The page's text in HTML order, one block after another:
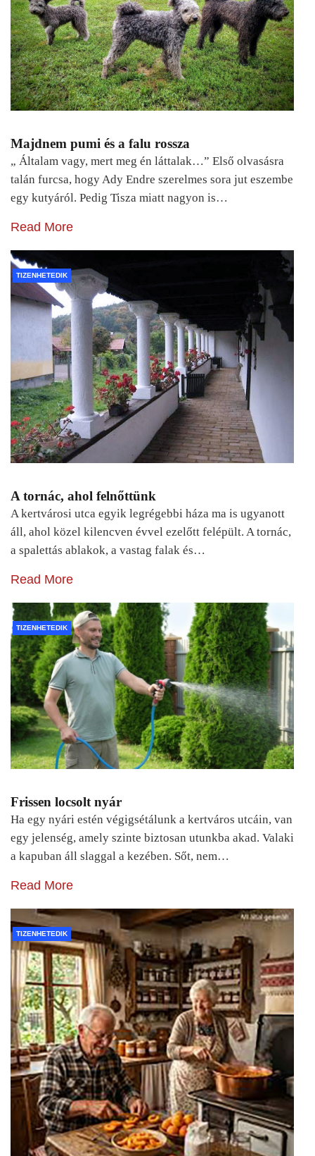
Majdnem pumi és a falu rossza
„ Általam vagy, mert meg én láttalak…” Első olvasásra
talán furcsa, hogy Ady Endre szerelmes sora jut eszembe
egy kutyáról. Pedig Tisza miatt nagyon is…
Read More
TIZENHETEDIK
A tornác, ahol felnőttünk
A kertvárosi utca egyik legrégebbi háza ma is ugyanott
áll, ahol közel kilencven évvel ezelőtt felépült. A tornác,
a spalettás ablakok, a vastag falak és…
Read More
TIZENHETEDIK
Frissen locsolt nyár
Ha egy nyári estén végigsétálunk a kertváros utcáin, van
egy jelenség, amely szinte biztosan utunkba akad. Valaki
a kapuban áll slaggal a kezében. Sőt, nem…
Read More
TIZENHETEDIK